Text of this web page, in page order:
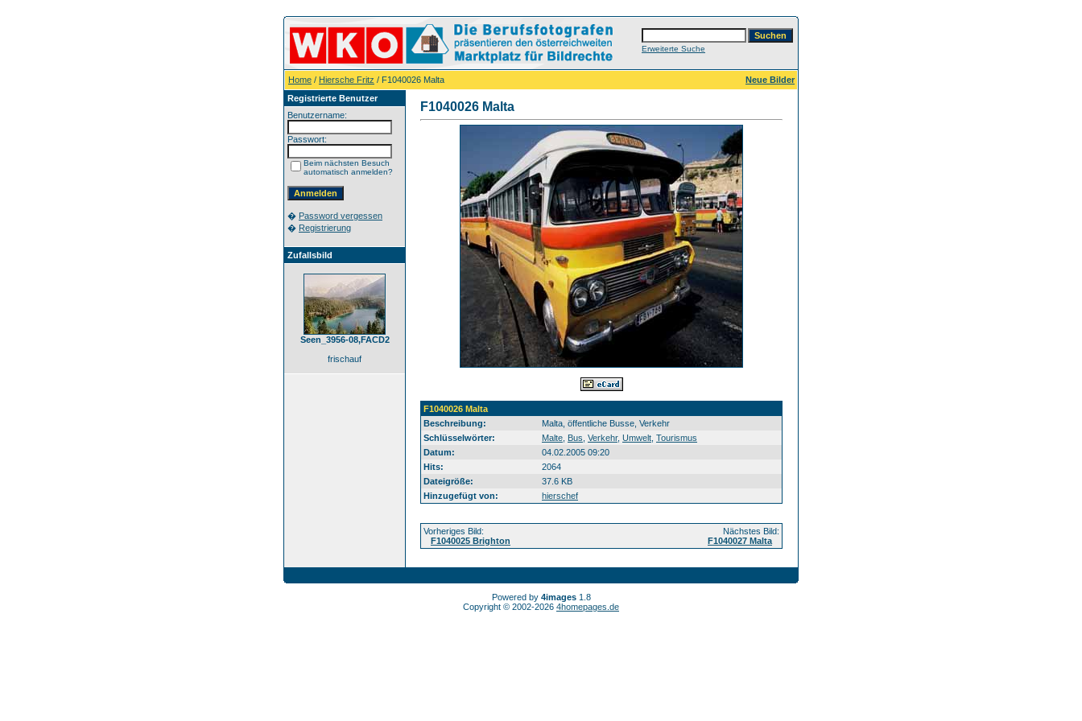
Erweiterte Suche
Home / Hiersche Fritz / F1040026 Malta
Neue Bilder
Registrierte Benutzer
Benutzername:
Passwort:
Beim nächsten Besuch
automatisch anmelden?
� Password vergessen
� Registrierung
Zufallsbild
Seen_3956-08,FACD2
frischauf
F1040026 Malta
F1040026 Malta
Beschreibung:
Malta, öffentliche Busse, Verkehr
Schlüsselwörter:
Malte Bus Verkehr, Umwelt Tourismus
Datum:
04.02.2005 09:20
Hits:
2064
Dateigröße:
37.6 KB
Hinzugefügt von:
hierschef
Vorheriges Bild:
F1040025 Brighton
Nächstes Bild:
F1040027 Malta
Powered by 4images1.8
Copyright © 2002-2026 4homepages.de